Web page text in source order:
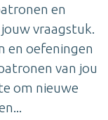
en
vraagstuk.
en oefeningen
van jou
om nieuwe